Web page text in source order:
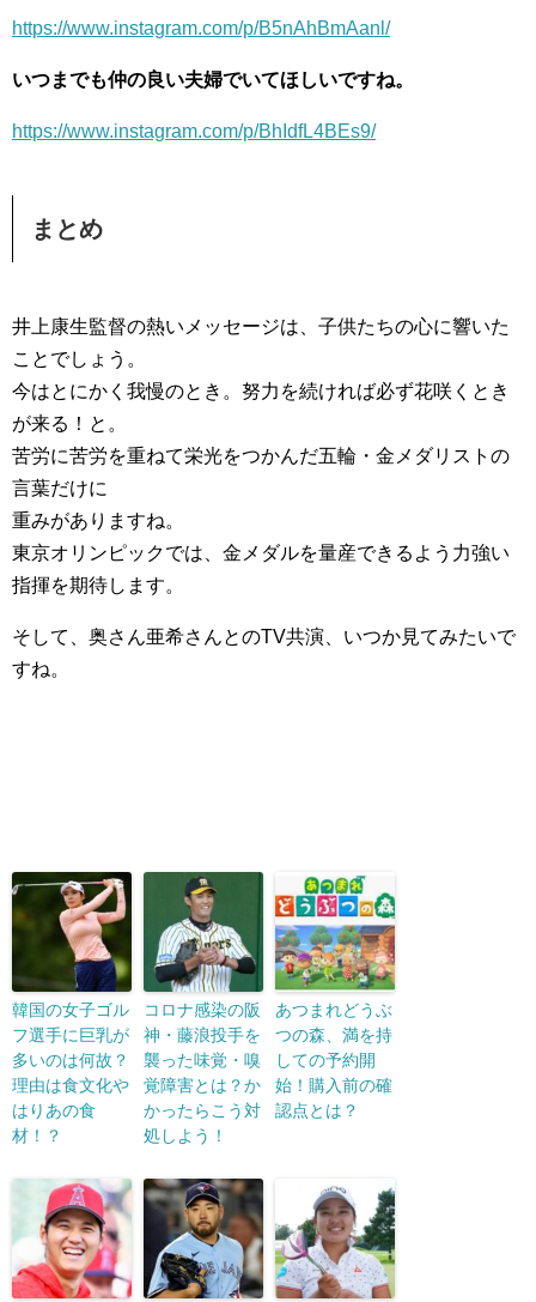
https://www.instagram.com/p/B5nAhBmAanl/
いつまでも仲の良い夫婦でいてほしいですね。
https://www.instagram.com/p/BhIdfL4BEs9/
まとめ
井上康生監督の熱いメッセージは、子供たちの心に響いた
ことでしょう。
今はとにかく我慢のとき。努力を続ければ必ず花咲くとき
が来る！と。
苦労に苦労を重ねて栄光をつかんだ五輪・金メダリストの
言葉だけに
重みがありますね。
東京オリンピックでは、金メダルを量産できるよう力強い
指揮を期待します。
そして、奥さん亜希さんとのTV共演、いつか見てみたいで
すね。
韓国の女子ゴル
フ選手に巨乳が
多いのは何故？
理由は食文化や
はりあの食
材！？
コロナ感染の阪
神・藤浪投手を
襲った味覚・嗅
覚障害とは？か
かったらこう対
処しよう！
あつまれどうぶ
つの森、満を持
しての予約開
始！購入前の確
認点とは？